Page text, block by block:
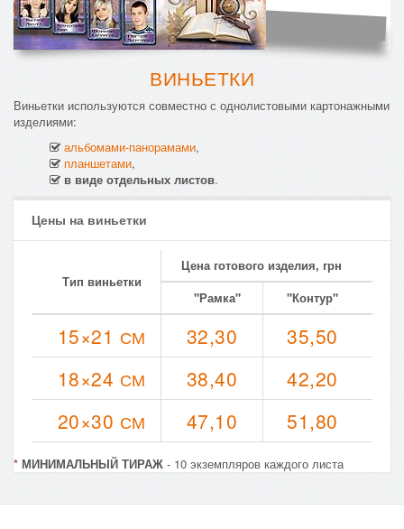
ВИНЬЕТКИ
Виньетки используются совместно с однолистовыми картонажными
изделиями:
альбомами-панорамами,
планшетами,
в виде отдельных листов.
Цены на виньетки
Тип виньетки
Цена готового изделия, грн
"Рамка"
"Контур"
15×21 СМ 32,30
35,50
18×24 СМ 38,40
42,20
20×30 СМ 47,10 51,80
* МИНИМАЛЬНЫЙ ТИРАЖ - 10 экземпляров каждого листа